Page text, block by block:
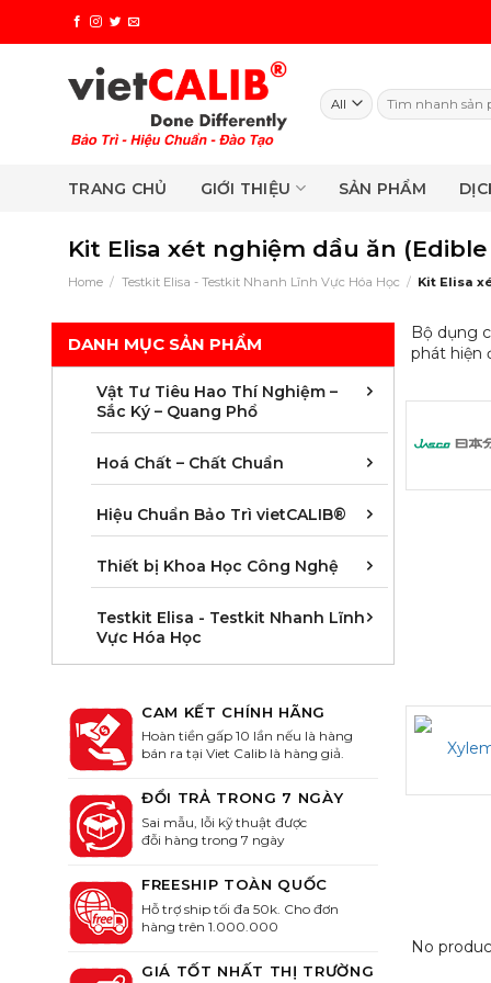
content
Search
for:
TRANG CHỦ GIỚI THIỆU SẢN PHẨM
Kit Elisa xét nghiệm dầu ăn (Edible
Home / Testkit Elisa - Testkit Nhanh Lĩnh Vực Hóa Học / Kit Elisa
DANH MỤC SẢN PHẨM
Vật Tư Tiêu Hao Thí Nghiệm –
Sắc Ký – Quang Phổ
Hoá Chất – Chất Chuẩn Chất
Chất
Chất chuẩn
Chất chuẩn
Chất chuẩn
Chất
Chất chuẩn
Mẫu chuẩn
Hiệu Chuẩn Bảo Trì vietCALIB®
Thiết bị Khoa Học Công Nghệ
Testkit Elisa - Testkit Nhanh Lĩnh
Vực Hóa Học
Kit Elisa
Kit Elisa
Kit Elisa
Kit Elisa
Kit Elisa
Kit Elisa
CAM KẾT CHÍNH HÃNG
Hoàn tiền gấp 10 lần nếu là hàng
bán ra tại Viet Calib là hàng giả.
ĐỔI TRẢ TRONG 7 NGÀY
Sai mẫu, lỗi kỹ thuật được
đỗi hàng trong 7 ngày
FREESHIP TOÀN QUỐC
Hỗ trợ ship tối đa 50k. Cho đơn
hàng trên 1.000.000
GIÁ TỐT NHẤT THỊ TRƯỜNG
Bộ dụng
phát hiện
No